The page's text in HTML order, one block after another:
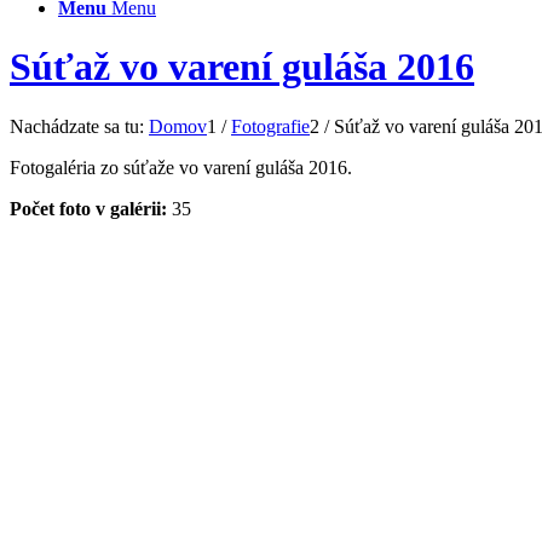
Menu Menu
Súťaž vo varení guláša 2016
Nachádzate sa tu: Domov1 / Fotografie2 / Súťaž vo varení guláša
Fotogaléria zo súťaže vo varení guláša 2016.
Počet foto v galérii: 35